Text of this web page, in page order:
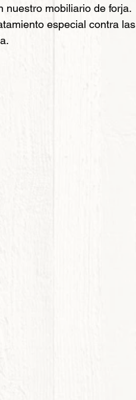
nuestro mobiliario de forja.
especial contra las